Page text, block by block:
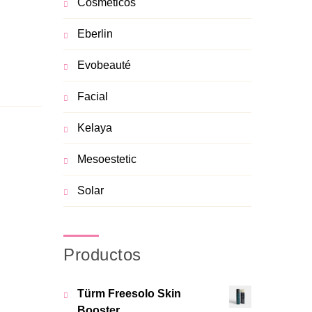
Cosméticos
Eberlin
Evobeauté
Facial
Kelaya
Mesoestetic
Solar
Productos
Türm Freesolo Skin